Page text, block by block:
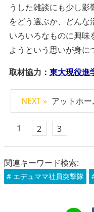
うした雑談にも少し
をどう選ぶか、どん
いろいろなものに興味
ようという思いが身に
取材協力： 東大現役進
NEXT » アットホ
1 2 3
関連キーワード検索:
# エデュママ社員突撃隊